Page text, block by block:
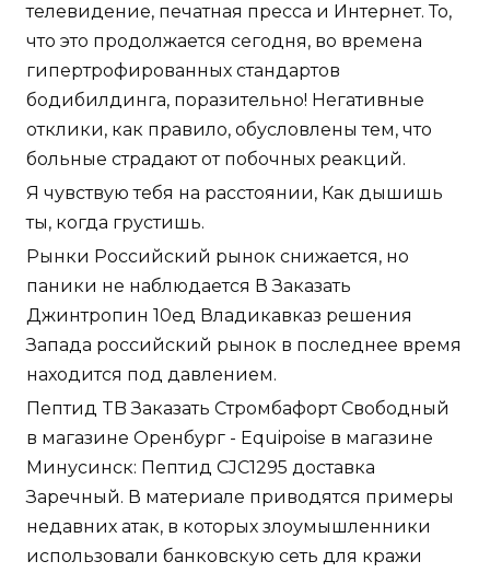
телевидение, печатная пресса и Интернет. То,
что это продолжается сегодня, во времена
гипертрофированных стандартов
бодибилдинга, поразительно! Негативные
отклики, как правило, обусловлены тем, что
больные страдают от побочных реакций.
Я чувствую тебя на расстоянии, Как дышишь
ты, когда грустишь.
Рынки Российский рынок снижается, но
паники не наблюдается В Заказать
Джинтропин 10ед Владикавказ решения
Запада российский рынок в последнее время
находится под давлением.
Пептид TB Заказать Стромбафорт Свободный
в магазине Оренбург - Equipoise в магазине
Минусинск: Пептид CJC1295 доставка
Заречный. В материале приводятся примеры
недавних атак, в которых злоумышленники
использовали банковскую сеть для кражи